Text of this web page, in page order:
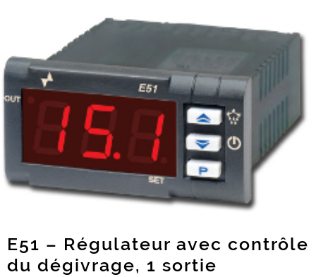
E51 – Régulateur avec contrôle
du dégivrage, 1 sortie